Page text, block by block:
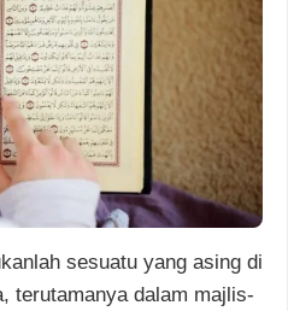
sesuatu yang asing di
terutamanya dalam majlis-